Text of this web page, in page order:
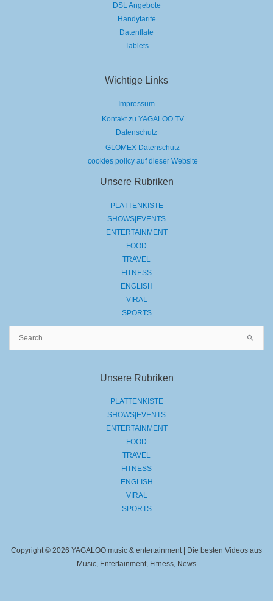
DSL Angebote
Handytarife
Datenflate
Tablets
Wichtige Links
Impressum
Kontakt zu YAGALOO.TV
Datenschutz
GLOMEX Datenschutz
cookies policy auf dieser Website
Unsere Rubriken
PLATTENKISTE
SHOWS|EVENTS
ENTERTAINMENT
FOOD
TRAVEL
FITNESS
ENGLISH
VIRAL
SPORTS
Unsere Rubriken
PLATTENKISTE
SHOWS|EVENTS
ENTERTAINMENT
FOOD
TRAVEL
FITNESS
ENGLISH
VIRAL
SPORTS
Copyright © 2026 YAGALOO music & entertainment | Die besten Videos aus
Music, Entertainment, Fitness, News